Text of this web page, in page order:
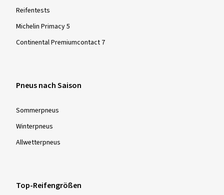
Reifentests
Michelin Primacy 5
Continental Premiumcontact 7
Pneus nach Saison
Sommer­pneus
Winter­pneus
Allwetter­pneus
Top-Reifengrößen